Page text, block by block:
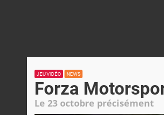
JEU VIDÉO NEWS
Forza
Le 23 octobre précisément